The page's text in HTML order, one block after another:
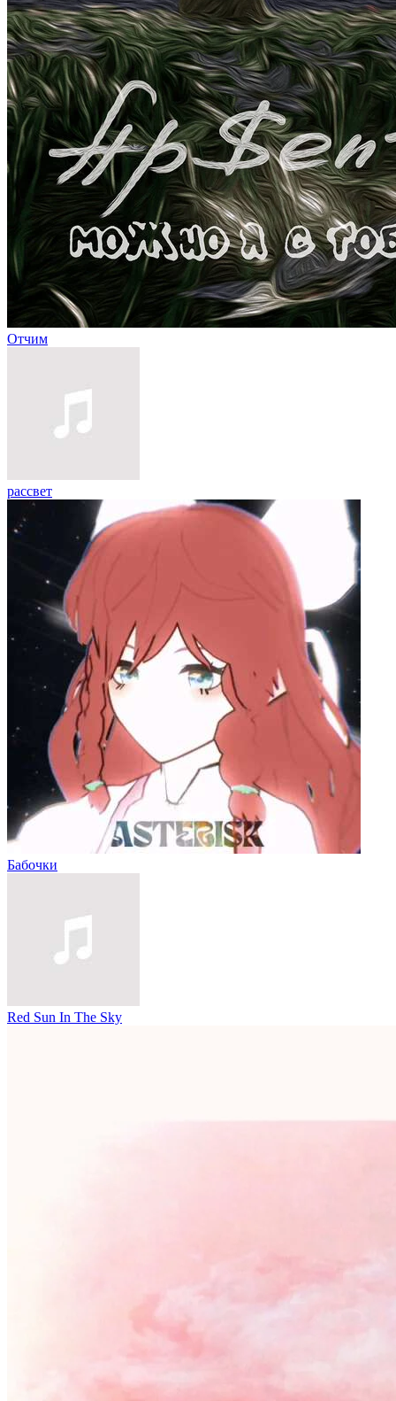
Отчим
рассвет
Бабочки
Red Sun In The Sky